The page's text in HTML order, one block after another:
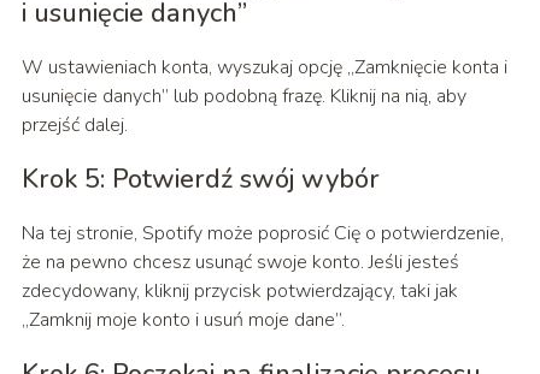
i usunięcie danych”
W ustawieniach konta, wyszukaj opcję „Zamknięcie konta i
usunięcie danych” lub podobną frazę. Kliknij na nią, aby
przejść dalej.
Krok 5: Potwierdź swój wybór
Na tej stronie, Spotify może poprosić Cię o potwierdzenie,
że na pewno chcesz usunąć swoje konto. Jeśli jesteś
zdecydowany, kliknij przycisk potwierdzający, taki jak
„Zamknij moje konto i usuń moje dane”.